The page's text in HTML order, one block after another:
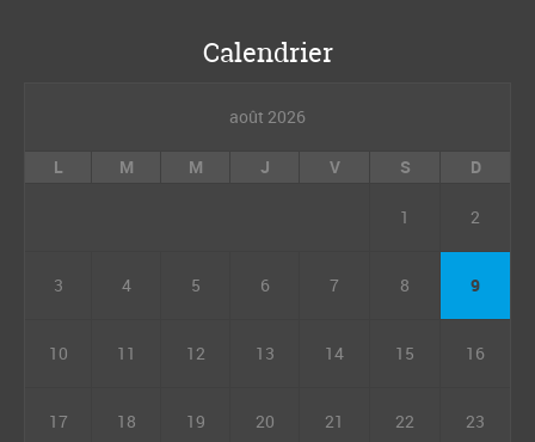
Calendrier
août 2026
L M M J V S D
1 2
3 4 5 6 7 8 9
10 11 12 13 14 15 16
17 18 19 20 21 22 23